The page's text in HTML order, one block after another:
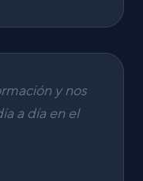
y nos
a día en el